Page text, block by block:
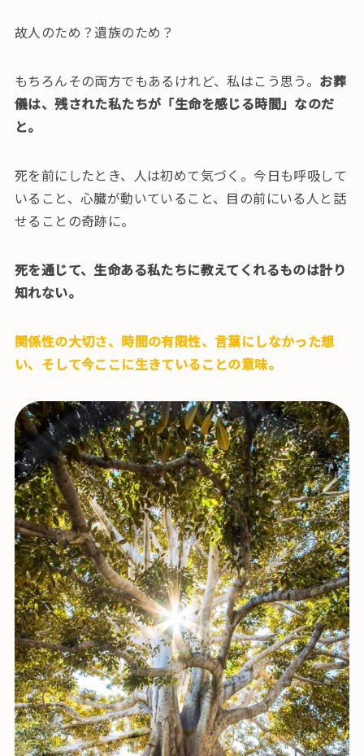
故人のため？遺族のため？
もちろんその両方でもあるけれど、私はこう思う。 お葬
儀は、残された私たちが「生命を感じる時間」なのだ
と。
死を前にしたとき、人は初めて気づく。今日も呼吸して
いること、心臓が動いていること、目の前にいる人と話
せることの奇跡に。
死を通じて、生命ある私たちに教えてくれるものは計り
知れない。
関係性の大切さ、時間の有限性、言葉にしなかった想
い、そして今ここに生きていることの意味。